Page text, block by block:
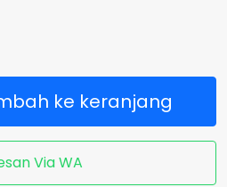
ke keranjang
Via WA